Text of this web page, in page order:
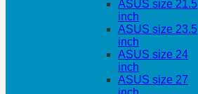
ASUS size 21.5
inch
ASUS size 23.5
inch
ASUS size 24
inch
ASUS size 27